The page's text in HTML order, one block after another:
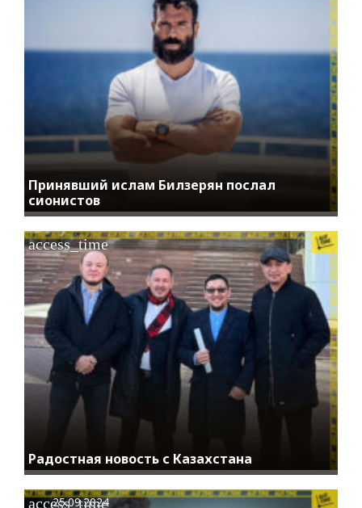
Принявший ислам Билзерян послал
сионистов
Радостная новость с Казахстана
access_time
access_time
25.09.2024